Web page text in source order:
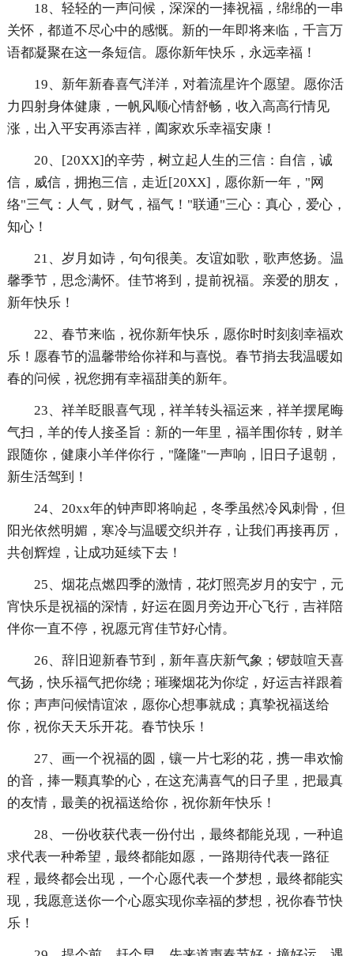
18、轻轻的一声问候，深深的一捧祝福，绵绵的一串
关怀，都道不尽心中的感慨。新的一年即将来临，千言万
语都凝聚在这一条短信。愿你新年快乐，永远幸福！
19、新年新春喜气洋洋，对着流星许个愿望。愿你活
力四射身体健康，一帆风顺心情舒畅，收入高高行情见
涨，出入平安再添吉祥，阖家欢乐幸福安康！
20、[20XX]的辛劳，树立起人生的三信：自信，诚
信，威信，拥抱三信，走近[20XX]，愿你新一年，"网
络"三气：人气，财气，福气！"联通"三心：真心，爱心，
知心！
21、岁月如诗，句句很美。友谊如歌，歌声悠扬。温
馨季节，思念满怀。佳节将到，提前祝福。亲爱的朋友，
新年快乐！
22、春节来临，祝你新年快乐，愿你时时刻刻幸福欢
乐！愿春节的温馨带给你祥和与喜悦。春节捎去我温暖如
春的问候，祝您拥有幸福甜美的新年。
23、祥羊眨眼喜气现，祥羊转头福运来，祥羊摆尾晦
气扫，羊的传人接圣旨：新的一年里，福羊围你转，财羊
跟随你，健康小羊伴你行，"隆隆"一声响，旧日子退朝，
新生活驾到！
24、20xx年的钟声即将响起，冬季虽然冷风刺骨，但
阳光依然明媚，寒冷与温暖交织并存，让我们再接再厉，
共创辉煌，让成功延续下去！
25、烟花点燃四季的激情，花灯照亮岁月的安宁，元
宵快乐是祝福的深情，好运在圆月旁边开心飞行，吉祥陪
伴你一直不停，祝愿元宵佳节好心情。
26、辞旧迎新春节到，新年喜庆新气象；锣鼓喧天喜
气扬，快乐福气把你绕；璀璨烟花为你绽，好运吉祥跟着
你；声声问候情谊浓，愿你心想事就成；真挚祝福送给
你，祝你天天乐开花。春节快乐！
27、画一个祝福的圆，镶一片七彩的花，携一串欢愉
的音，捧一颗真挚的心，在这充满喜气的日子里，把最真
的友情，最美的祝福送给你，祝你新年快乐！
28、一份收获代表一份付出，最终都能兑现，一种追
求代表一种希望，最终都能如愿，一路期待代表一路征
程，最终都会出现，一个心愿代表一个梦想，最终都能实
现，我愿意送你一个心愿实现你幸福的梦想，祝你春节快
乐！